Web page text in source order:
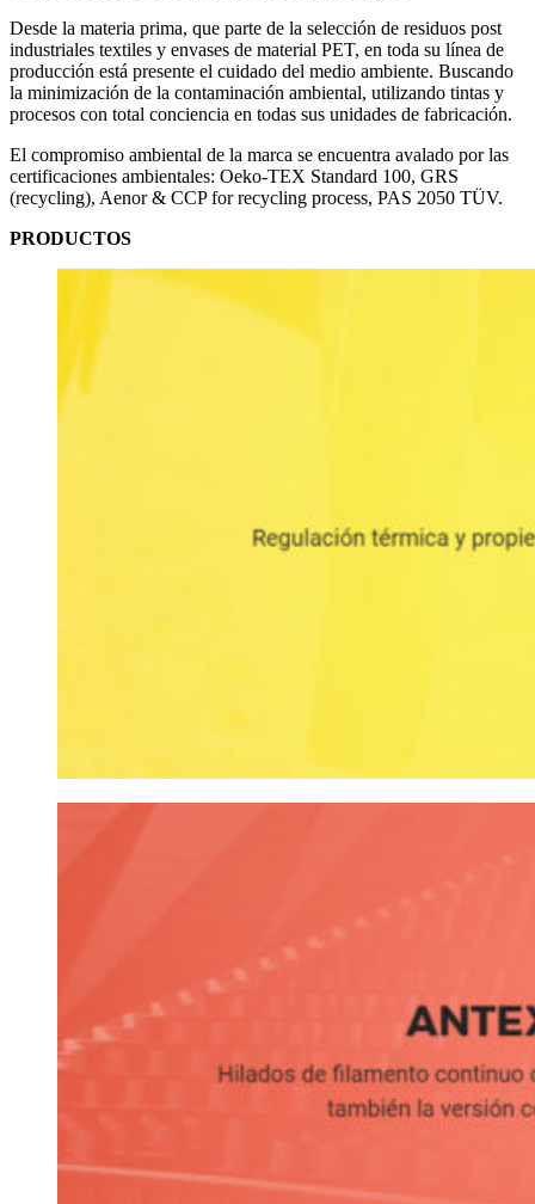
Desde la materia prima, que parte de la selección de residuos post
industriales textiles y envases de material PET, en toda su línea de
producción está presente el cuidado del medio ambiente. Buscando
la minimización de la contaminación ambiental, utilizando tintas y
procesos con total conciencia en todas sus unidades de fabricación.
El compromiso ambiental de la marca se encuentra avalado por las
certificaciones ambientales: Oeko-TEX Standard 100, GRS
(recycling), Aenor & CCP for recycling process, PAS 2050 TÜV.
PRODUCTOS